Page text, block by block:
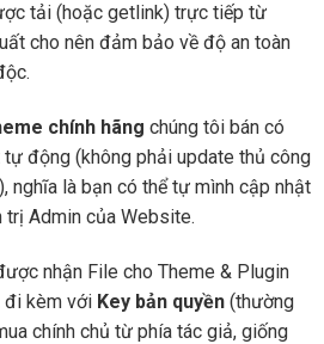
tải (hoặc getlink) trực tiếp từ
cho nên đảm bảo về độ an toàn
chính hãng chúng tôi bán có
động (không phải update thủ công
nghĩa là bạn có thể tự mình cập nhật
trị Admin của Website.
nhận File cho Theme & Plugin
đi kèm với Key bản quyền (thường
chính chủ từ phía tác giả, giống